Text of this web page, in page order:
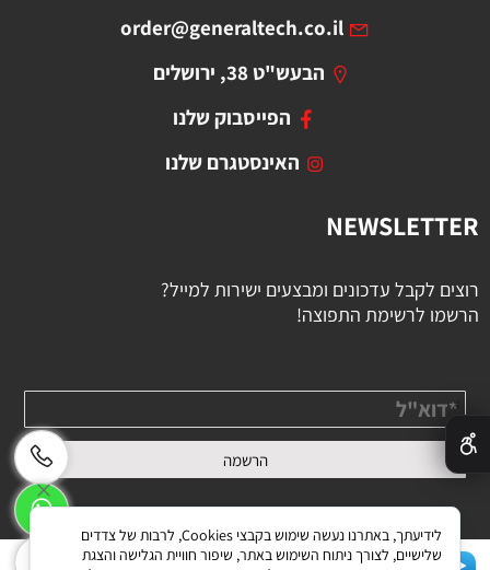
order@generaltech.co.il
הבעש"ט 38, ירושלים
הפייסבוק שלנו
האינסטגרם שלנו
NEWSLETTER
רוצים לקבל עדכונים ומבצעים ישירות למייל?
הרשמו לרשימת התפוצה!
✕
לידיעתך, באתרנו נעשה שימוש בקבצי Cookies, לרבות של צדדים
שלישיים, לצורך ניתוח השימוש באתר, שיפור חוויית הגלישה והצגת